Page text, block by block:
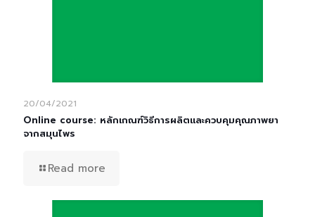
20/04/2021
Online course: หลักเกณฑ์วิธีการผลิตและควบคุมคุณภาพยา
จากสมุนไพร
Read more